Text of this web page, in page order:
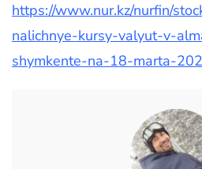
https://www.nur.kz/nurfin/
nalichnye-kursy-valyut-v-
shymkente-na-18-marta-